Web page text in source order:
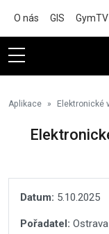
O nás GIS GymTV
Aplikace Elektronické
Datum: 5.10.2025
Pořadatel: